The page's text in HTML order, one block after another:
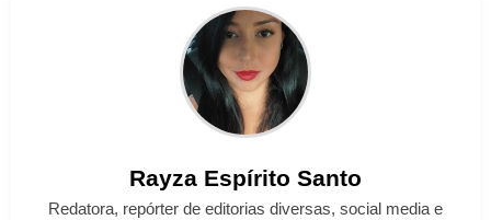
Rayza Espírito Santo
Redatora, repórter de editorias diversas, social media e